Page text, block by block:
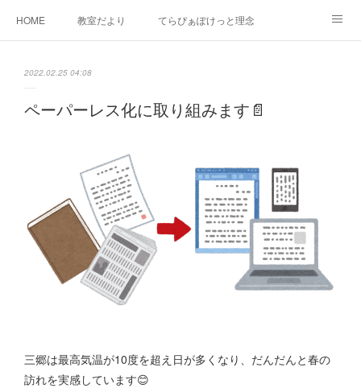
HOME 教室だより てらぴぁぽけっと理念
2022.02.25 04:08
ペーパーレス化に取り組みます📄
三郷は最高気温が10度を超え日が多くなり、だんだんと春の
訪れを実感しています😊